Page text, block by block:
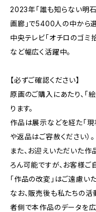
2023年「誰も知らない明
画廊」で5400人の中から
中央テレビ「オチロのゴミ
など幅広く活躍中。
【必ずご確認ください】
原画のご購入にあたり、「
ります。
作品は展示などを経た「現
や返品はご容赦ください）。
また、お迎えいただいた作
ろん可能ですが、お客様ご
「作品の改変」はご遠慮い
なお、販売後も私たちの活
者側で本作品のデータを